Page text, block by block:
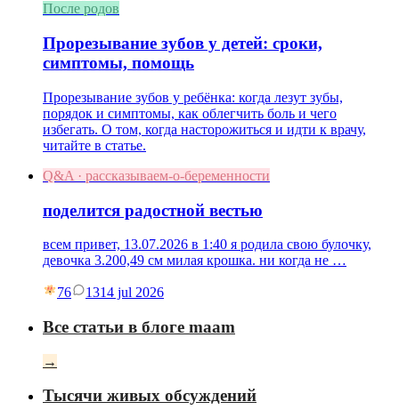
После родов
Прорезывание зубов у детей: сроки,
симптомы, помощь
Прорезывание зубов у ребёнка: когда лезут зубы,
порядок и симптомы, как облегчить боль и чего
избегать. О том, когда насторожиться и идти к врачу,
читайте в статье.
Q&A · рассказываем-о-беременности
поделится радостной вестью
всем привет, 13.07.2026 в 1:40 я родила свою булочку,
девочка 3.200,49 см милая крошка. ни когда не …
76 1314 jul 2026
Все статьи в блоге maam
→
Тысячи живых обсуждений